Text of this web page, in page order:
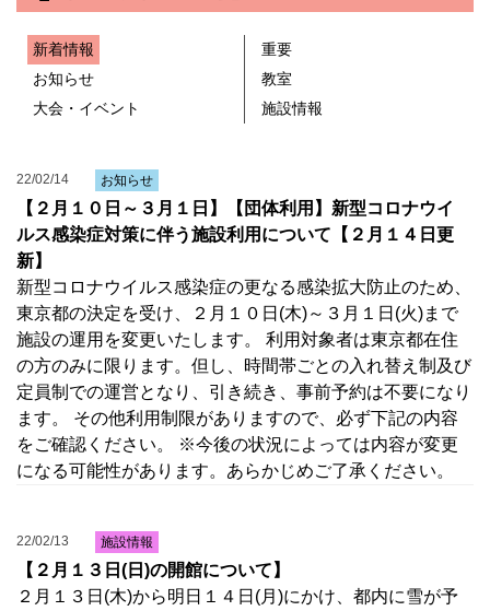
新着情報
重要
お知らせ
教室
大会・イベント
施設情報
22/02/14 お知らせ
【２月１０日～３月１日】【団体利用】新型コロナウイ
ルス感染症対策に伴う施設利用について【２月１４日更
新】
新型コロナウイルス感染症の更なる感染拡大防止のため、
東京都の決定を受け、２月１０日(木)～３月１日(火)まで
施設の運用を変更いたします。 利用対象者は東京都在住
の方のみに限ります。但し、時間帯ごとの入れ替え制及び
定員制での運営となり、引き続き、事前予約は不要になり
ます。 その他利用制限がありますので、必ず下記の内容
をご確認ください。 ※今後の状況によっては内容が変更
になる可能性があります。あらかじめご了承ください。
22/02/13 施設情報
【２月１３日(日)の開館について】
２月１３日(木)から明日１４日(月)にかけ、都内に雪が予